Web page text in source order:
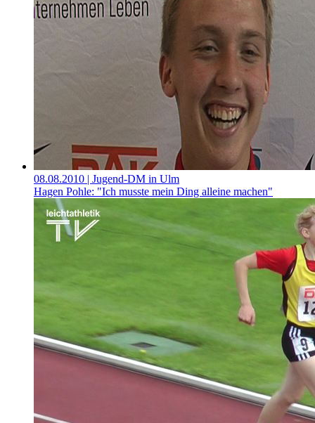
08.08.2010 | Jugend-DM in Ulm
Hagen Pohle: "Ich musste mein Ding alleine machen"